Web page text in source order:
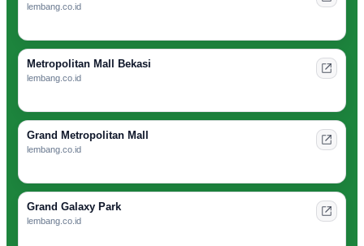
lembang.co.id
Metropolitan Mall Bekasi
lembang.co.id
Grand Metropolitan Mall
lembang.co.id
Grand Galaxy Park
lembang.co.id